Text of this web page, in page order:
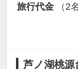
旅行代金
（2
芦ノ湖桃源